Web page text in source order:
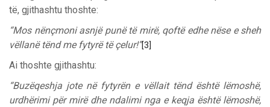
të, gjithashtu thoshte:
“Mos nënçmoni asnjë punë të mirë, qoftë edhe nëse e sheh
vëllanë tënd me fytyrë të çelur!”[3]
Ai thoshte gjithashtu:
“Buzëqeshja jote në fytyrën e vëllait tënd është lëmoshë,
urdhërimi për mirë dhe ndalimi nga e keqja është lëmoshë,